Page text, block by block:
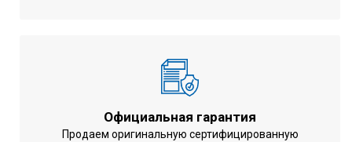
Официальная гарантия
Продаем оригинальную сертифицированную